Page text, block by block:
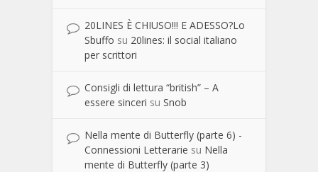
20LINES È CHIUSO!!! E ADESSO?Lo
Sbuffo su 20lines: il social italiano
per scrittori
Consigli di lettura “british” – A
essere sinceri su Snob
Nella mente di Butterfly (parte 6) -
Connessioni Letterarie su Nella
mente di Butterfly (parte 3)